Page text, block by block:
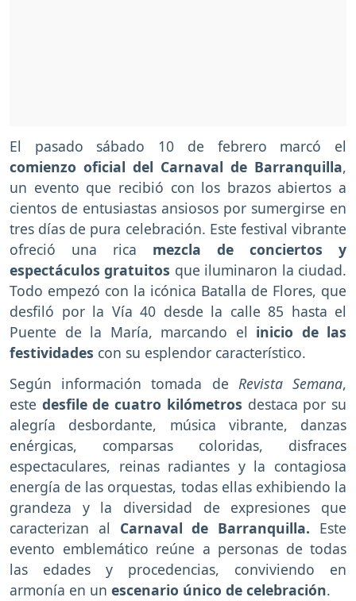
El pasado sábado 10 de febrero marcó el
comienzo oficial del Carnaval de Barranquilla,
un evento que recibió con los brazos abiertos a
cientos de entusiastas ansiosos por sumergirse en
tres días de pura celebración. Este festival vibrante
ofreció una rica mezcla de conciertos y
espectáculos gratuitos que iluminaron la ciudad.
Todo empezó con la icónica Batalla de Flores, que
desfiló por la Vía 40 desde la calle 85 hasta el
Puente de la María, marcando el inicio de las
festividades con su esplendor característico.
Según información tomada de Revista Semana,
este desfile de cuatro kilómetros destaca por su
alegría desbordante, música vibrante, danzas
enérgicas, comparsas coloridas, disfraces
espectaculares, reinas radiantes y la contagiosa
energía de las orquestas, todas ellas exhibiendo la
grandeza y la diversidad de expresiones que
caracterizan al Carnaval de Barranquilla. Este
evento emblemático reúne a personas de todas
las edades y procedencias, conviviendo en
armonía en un escenario único de celebración.